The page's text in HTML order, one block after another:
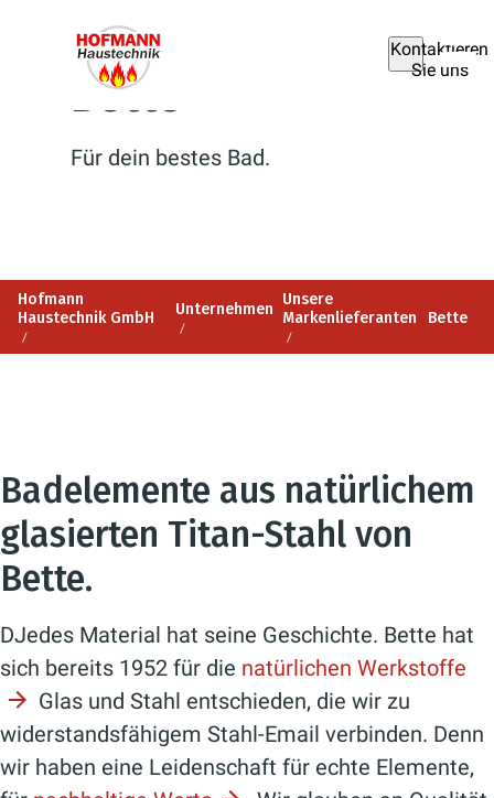
Kontaktieren
Sie uns
Bette
Für dein bestes Bad.
Hofmann
Haustechnik GmbH
Unternehmen Unsere
Markenlieferanten
Bette
Badelemente aus natürlichem
glasierten Titan-Stahl von
Bette.
DJedes Material hat seine Geschichte. Bette hat
sich bereits 1952 für die natürlichen Werkstoffe
Glas und Stahl entschieden, die wir zu
widerstandsfähigem Stahl-Email verbinden. Denn
wir haben eine Leidenschaft für echte Elemente,